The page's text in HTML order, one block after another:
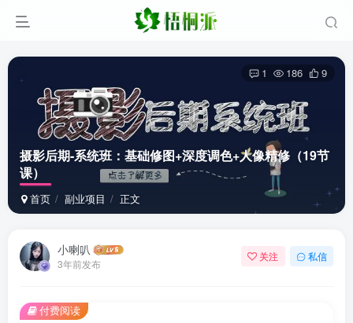
摄影后期-系统班：基础修图+深度调色+人像精修（19节
课）
首页 副业项目 正文
1 186 9
小喇叭
3年前发布
关注 私信
付费阅读